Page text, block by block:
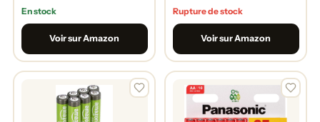
En stock
Voir sur Amazon
Rupture de stock
Voir sur Amazon